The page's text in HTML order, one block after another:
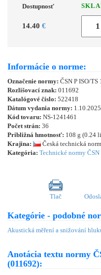
Dostupnosť
14.40 €
Informácie o norme:
Označenie normy: ČSN P ISO/TS
Rozlišovací znak: 011692
Katalógové číslo: 522418
Dátum vydania normy: 1.10.2025
Kód tovaru: NS-1241461
Počet strán: 36
Približná hmotnosť: 108 g (0.24
Krajina:
Česká technická
Kategória: Technické normy ČSN
Tlač
Kategórie - podobné
Akustická měření a snižování
Anotácia textu normy
(011692):